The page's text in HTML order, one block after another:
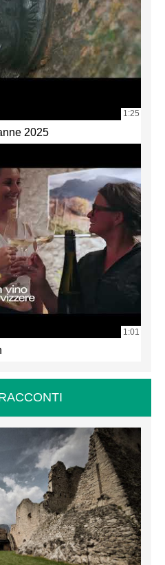
1:25
2025
1:01